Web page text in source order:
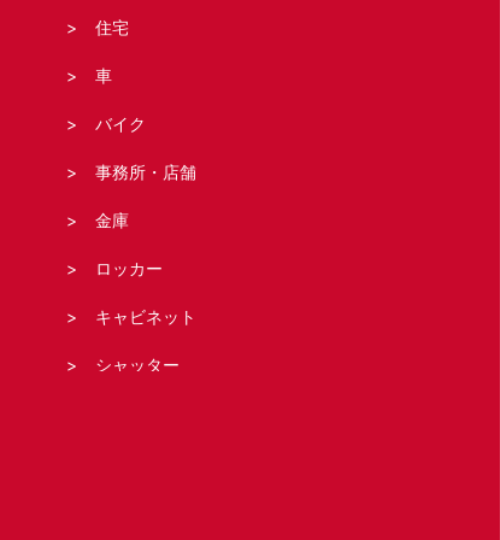
住宅
車
バイク
事務所・店舗
金庫
ロッカー
キャビネット
シャッター